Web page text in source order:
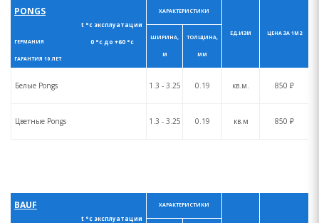
PONGS
t °с эксплуатации
0 °с до +60 °с
ГЕРМАНИЯ
ГАРАНТИЯ 10 ЛЕТ
ХАРАКТЕРИСТИКИ
ЕД.ИЗМ ЦЕНА ЗА 1М2
ШИРИНА,
М
ТОЛЩИНА,
ММ
Белые Pongs 1.3 - 3.25 0.19 кв.м. 850 ₽
Цветные Pongs 1.3 - 3.25 0.19 кв.м 850 ₽
BAUF
t °с эксплуатации
ХАРАКТЕРИСТИКИ